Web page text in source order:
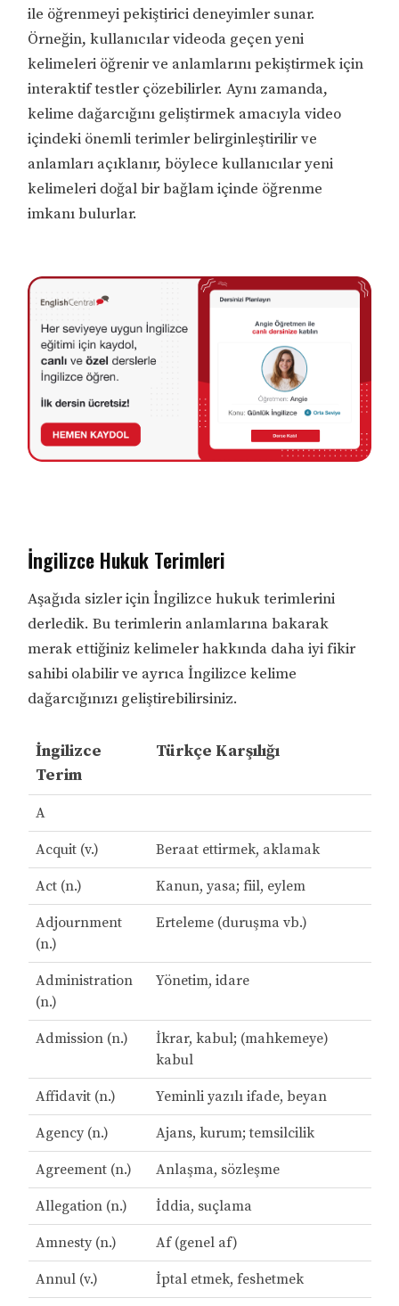
ile öğrenmeyi pekiştirici deneyimler sunar.
Örneğin, kullanıcılar videoda geçen yeni
kelimeleri öğrenir ve anlamlarını pekiştirmek için
interaktif testler çözebilirler. Aynı zamanda,
kelime dağarcığını geliştirmek amacıyla video
içindeki önemli terimler belirginleştirilir ve
anlamları açıklanır, böylece kullanıcılar yeni
kelimeleri doğal bir bağlam içinde öğrenme
imkanı bulurlar.
İngilizce Hukuk Terimleri
Aşağıda sizler için İngilizce hukuk terimlerini
derledik. Bu terimlerin anlamlarına bakarak
merak ettiğiniz kelimeler hakkında daha iyi fikir
sahibi olabilir ve ayrıca İngilizce kelime
dağarcığınızı geliştirebilirsiniz.
İngilizce
Terim
Türkçe Karşılığı
A
Acquit (v.) Beraat ettirmek, aklamak
Act (n.) Kanun, yasa; fiil, eylem
Adjournment
(n.)
Erteleme (duruşma vb.)
Administration
(n.)
Yönetim, idare
Admission (n.)
İkrar, kabul; (mahkemeye)
kabul
Affidavit (n.) Yeminli yazılı ifade, beyan
Agency (n.) Ajans, kurum; temsilcilik
Agreement (n.) Anlaşma, sözleşme
Allegation (n.) İddia, suçlama
Amnesty (n.) Af (genel af)
Annul (v.) İptal etmek, feshetmek